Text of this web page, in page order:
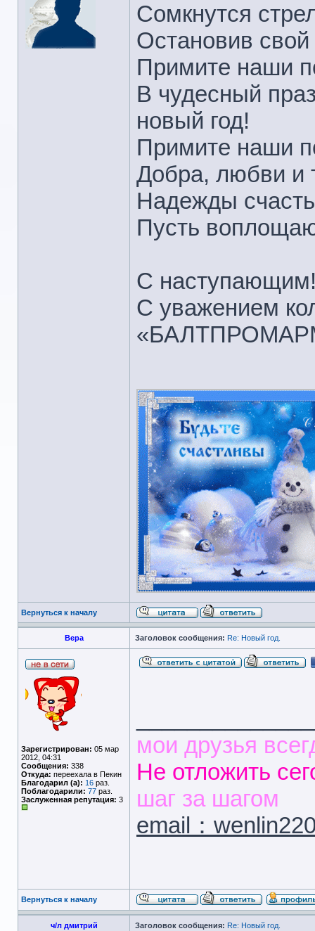
Сомкнутся
Остановив
Примите наши
В чудесный
новый год!
Примите наши
Добра, любви и
Надежды
Пусть
С
С уважением
Вернуться к началу
Вера Заголовок сообщения: Re: Новый год.
Зарегистрирован: 05 мар
2012, 04:31
Сообщения: 338
Откуда: переехала в Пекин
Благодарил (а): 16 раз.
Поблагодарили: 77 раз.
Заслуженная репутация: 3
мои друзья
Не отложить
шаг за шагом
email：
Вернуться к началу
ч/л дмитрий Заголовок сообщения: Re: Новый год.